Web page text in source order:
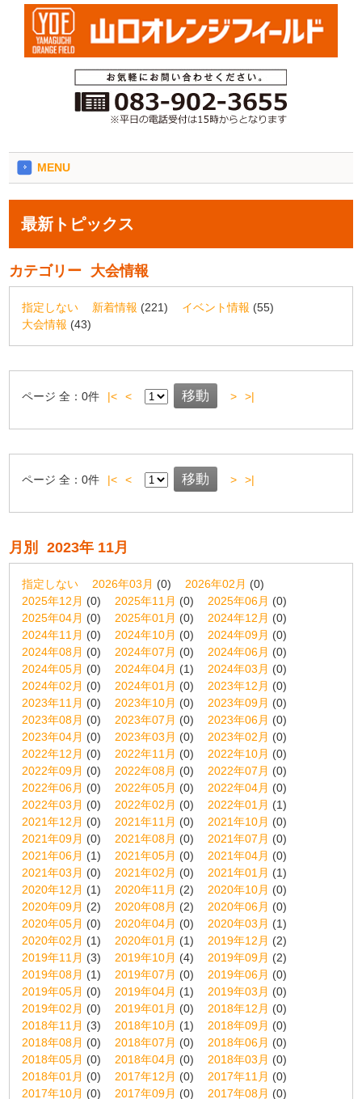
MENU
最新トピックス
カテゴリー 大会情報
指定しない 新着情報 (221) イベント情報 (55)
大会情報 (43)
ページ 全：0件 |< < > >|
ページ 全：0件 |< < > >|
月別 2023年 11月
指定しない 2026年03月 (0) 2026年02月 (0)
2025年12月 (0) 2025年11月 (0) 2025年06月 (0)
2025年04月 (0) 2025年01月 (0) 2024年12月 (0)
2024年11月 (0) 2024年10月 (0) 2024年09月 (0)
2024年08月 (0) 2024年07月 (0) 2024年06月 (0)
2024年05月 (0) 2024年04月 (1) 2024年03月 (0)
2024年02月 (0) 2024年01月 (0) 2023年12月 (0)
2023年11月 (0) 2023年10月 (0) 2023年09月 (0)
2023年08月 (0) 2023年07月 (0) 2023年06月 (0)
2023年04月 (0) 2023年03月 (0) 2023年02月 (0)
2022年12月 (0) 2022年11月 (0) 2022年10月 (0)
2022年09月 (0) 2022年08月 (0) 2022年07月 (0)
2022年06月 (0) 2022年05月 (0) 2022年04月 (0)
2022年03月 (0) 2022年02月 (0) 2022年01月 (1)
2021年12月 (0) 2021年11月 (0) 2021年10月 (0)
2021年09月 (0) 2021年08月 (0) 2021年07月 (0)
2021年06月 (1) 2021年05月 (0) 2021年04月 (0)
2021年03月 (0) 2021年02月 (0) 2021年01月 (1)
2020年12月 (1) 2020年11月 (2) 2020年10月 (0)
2020年09月 (2) 2020年08月 (2) 2020年06月 (0)
2020年05月 (0) 2020年04月 (0) 2020年03月 (1)
2020年02月 (1) 2020年01月 (1) 2019年12月 (2)
2019年11月 (3) 2019年10月 (4) 2019年09月 (2)
2019年08月 (1) 2019年07月 (0) 2019年06月 (0)
2019年05月 (0) 2019年04月 (1) 2019年03月 (0)
2019年02月 (0) 2019年01月 (0) 2018年12月 (0)
2018年11月 (3) 2018年10月 (1) 2018年09月 (0)
2018年08月 (0) 2018年07月 (0) 2018年06月 (0)
2018年05月 (0) 2018年04月 (0) 2018年03月 (0)
2018年01月 (0) 2017年12月 (0) 2017年11月 (0)
2017年10月 (0) 2017年09月 (0) 2017年08月 (0)